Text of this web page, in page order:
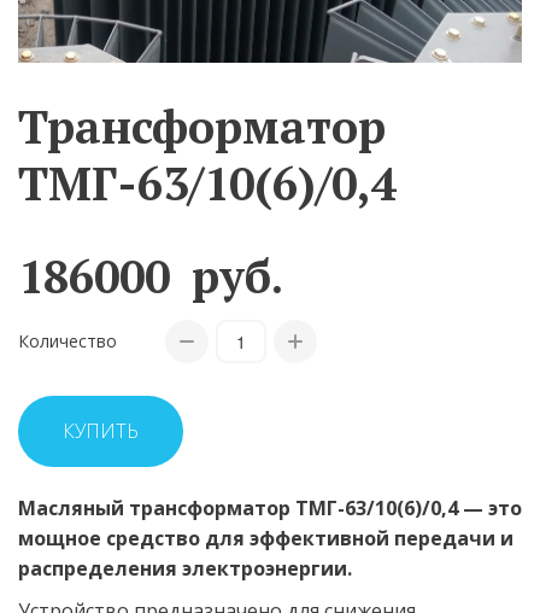
Трансформатор
ТМГ-63/10(6)/0,4
186000 руб.
Количество
КУПИТЬ
Масляный трансформатор ТМГ-63/10(6)/0,4 — это
мощное средство для эффективной передачи и
распределения электроэнергии.